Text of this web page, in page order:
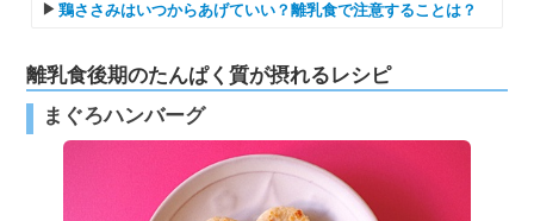
鶏ささみはいつからあげていい？離乳食で注意することは？
離乳食後期のたんぱく質が摂れるレシピ
まぐろハンバーグ